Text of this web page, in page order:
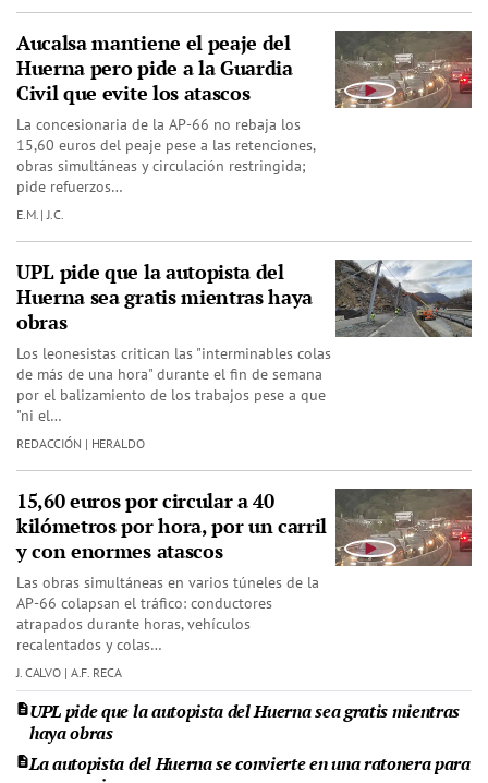
Aucalsa mantiene el peaje del
Huerna pero pide a la Guardia
Civil que evite los atascos
La concesionaria de la AP-66 no rebaja los
15,60 euros del peaje pese a las retenciones,
obras simultáneas y circulación restringida;
pide refuerzos…
E.M. | J.C.
UPL pide que la autopista del
Huerna sea gratis mientras haya
obras
Los leonesistas critican las "interminables colas
de más de una hora" durante el fin de semana
por el balizamiento de los trabajos pese a que
"ni el…
REDACCIÓN | HERALDO
15,60 euros por circular a 40
kilómetros por hora, por un carril
y con enormes atascos
Las obras simultáneas en varios túneles de la
AP-66 colapsan el tráfico: conductores
atrapados durante horas, vehículos
recalentados y colas…
J. CALVO | A.F. RECA
UPL pide que la autopista del Huerna sea gratis mientras
haya obras
La autopista del Huerna se convierte en una ratonera para